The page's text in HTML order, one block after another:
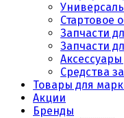
Стартовое
Запчасти
Запчасти
Средства
Товары для
Акции
Бренды